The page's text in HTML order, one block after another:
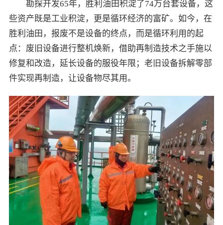
勘探开发65年，胜利油田积淀了74万台套设备，这
些资产既是工业积淀，更是循环经济的富矿。如今，在
胜利油田，报废不是设备的终点，而是循环利用的起
点：废旧设备进行整机焕新，借助再制造技术之手施以
修复和改造，延长设备的服役年限；老旧设备拆解零部
件实现再制造，让设备物尽其用。